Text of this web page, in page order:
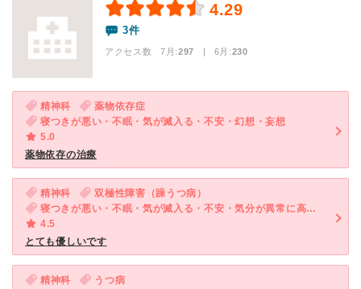
4.29
3件
アクセス数 7月:297 | 6月:230
精神科
薬物依存症
寝つきが悪い・不眠・気が滅入る・不安・幻想・妄想
5.0
薬物依存の治療
精神科
双極性障害（躁うつ病）
寝つきが悪い・不眠・気が滅入る・不安・気分が異常に高揚している
4.5
とても優しいです
精神科
うつ病